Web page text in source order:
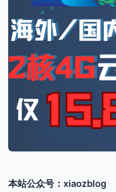
本站公众号：xiaozblog